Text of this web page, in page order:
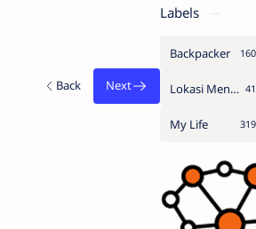
Labels
Backpacker
Lokasi Menginap
My Life